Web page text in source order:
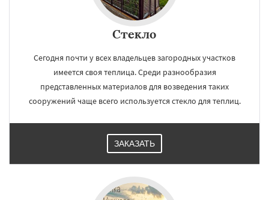
Стекло
Сегодня почти у всех владельцев загородных участков
имеется своя теплица. Среди разнообразия
представленных материалов для возведения таких
сооружений чаще всего используется стекло для теплиц.
ЗАКАЗАТЬ